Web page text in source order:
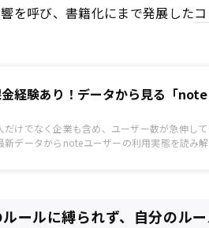
を呼び、書籍化にまで発展した
経験あり！データから見る「
だけでなく企業も含め、ユーザー数が急伸し
新データからnoteユーザーの利用実態を読み
ールに縛られず、自分のル